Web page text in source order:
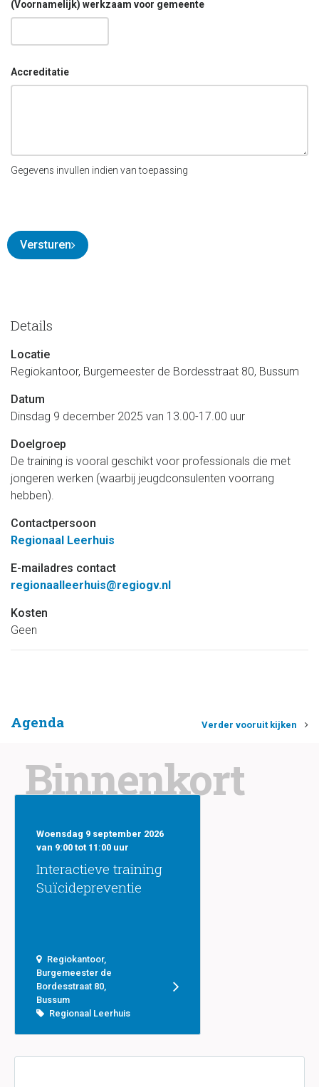
Details
Locatie
Regiokantoor, Burgemeester de Bordesstraat 80, Bussum
Datum
Dinsdag 9 december 2025 van 13.00-17.00 uur
Doelgroep
De training is vooral geschikt voor professionals die met
jongeren werken (waarbij jeugdconsulenten voorrang
hebben).
Contactpersoon
Regionaal Leerhuis
E-mailadres contact
regionaalleerhuis@regiogv.nl
Kosten
Geen
(Voornamelijk) werkzaam voor gemeente
Accreditatie
Gegevens invullen indien van toepassing
Versturen
Agenda Verder vooruit kijken
Binnenkort
Interactieve training
Suïcidepreventie
Woensdag 9 september 2026
van 9:00 tot 11:00 uur
Regiokantoor,
Burgemeester de
Bordesstraat 80,
Bussum
Regionaal Leerhuis